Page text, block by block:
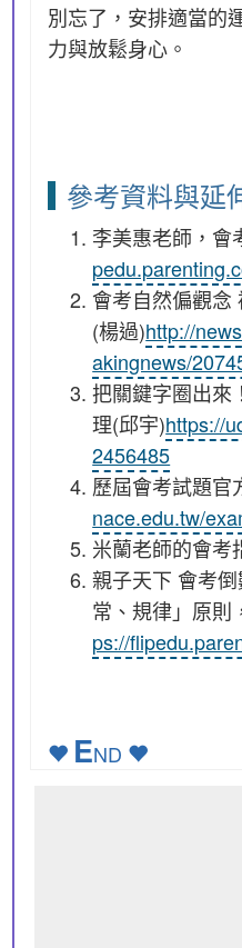
別忘了，安排適當的
力與放鬆身心。
參考資料與延
李美惠老師，會
會考自然偏觀念
(楊過)http://
akingnews/
把關鍵字圈出來
理(邱宇)https://
2456485
歷屆會考試題官
nace.edu.tw/
米蘭老師的會考
親子天下 會考
常、規律」原則
ps://
END